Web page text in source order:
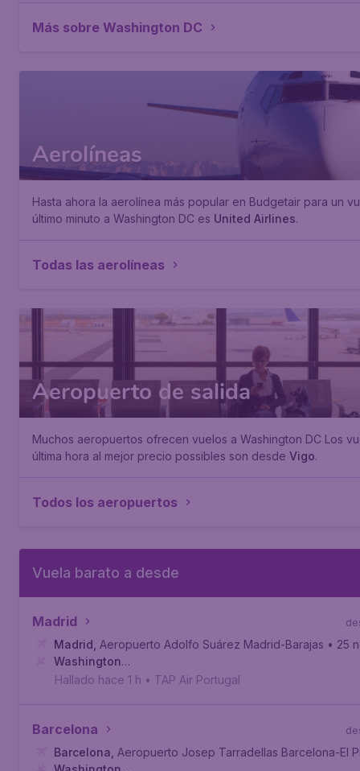
Más sobre Washington DC
Aerolíneas
Hasta ahora la aerolínea más popular en Budgetair para un
último minuto a Washington DC es United Airlines.
Todas las aerolíneas
Aeropuerto de salida
Muchos aeropuertos ofrecen vuelos a Washington DC Los
última hora al mejor precio possibles son desde Vigo.
Todos los aeropuertos
Vuela barato a desde
Madrid
Madrid Aeropuerto Adolfo Suárez Madrid-Barajas • 25
Washington
D.C., Aeropuerto Internacional de Washington-Dulles
Hallado hace 1 h • TAP Air Portugal
Barcelona
Barcelona Aeropuerto Josep Tarradellas Barcelona-El